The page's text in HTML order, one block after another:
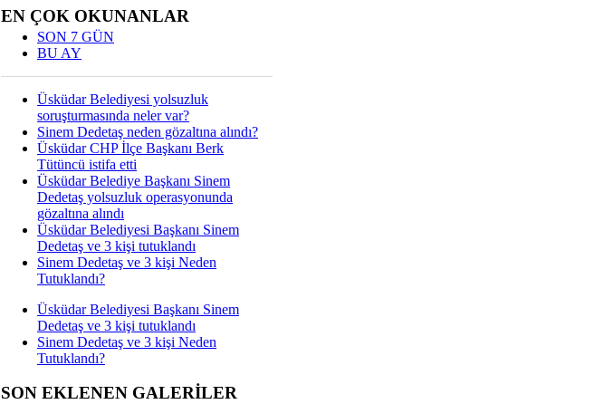
EN ÇOK OKUNANLAR
SON 7 GÜN
BU AY
Üsküdar Belediyesi yolsuzluk
soruşturmasında neler var?
Sinem Dedetaş neden gözaltına alındı?
Üsküdar CHP İlçe Başkanı Berk
Tütüncü istifa etti
Üsküdar Belediye Başkanı Sinem
Dedetaş yolsuzluk operasyonunda
gözaltına alındı
Üsküdar Belediyesi Başkanı Sinem
Dedetaş ve 3 kişi tutuklandı
Sinem Dedetaş ve 3 kişi Neden
Tutuklandı?
Üsküdar Belediyesi Başkanı Sinem
Dedetaş ve 3 kişi tutuklandı
Sinem Dedetaş ve 3 kişi Neden
Tutuklandı?
SON EKLENEN GALERİLER